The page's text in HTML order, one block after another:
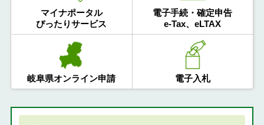
マイナポータル
ぴったりサービス
電子手続・確定申告
e-Tax、eLTAX
岐阜県オンライン申請 電子入札